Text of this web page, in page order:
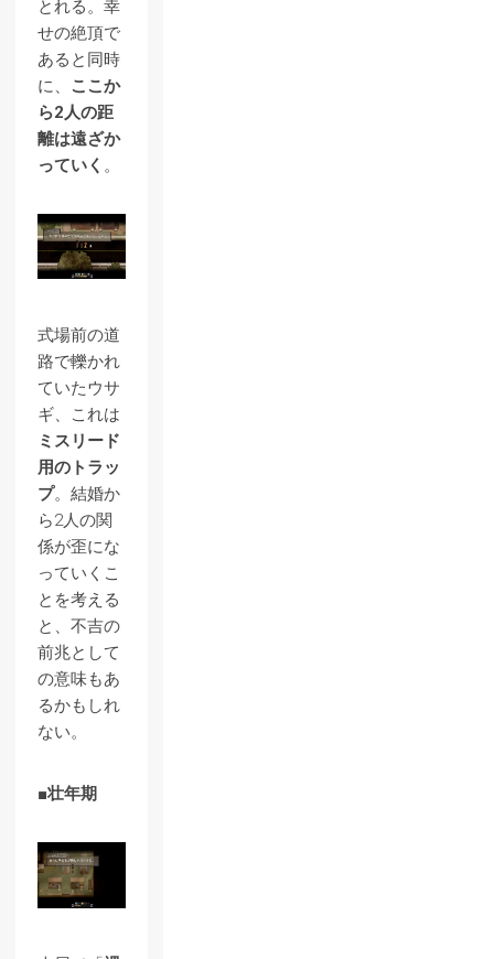
とれる。幸
せの絶頂で
あると同時
に、 ここか
ら2人の距
離は遠ざか
っていく 。
式場前の道
路で轢かれ
ていたウサ
ギ、これは
ミスリード
用のトラッ
プ。結婚か
ら2人の関
係が歪にな
っていくこ
とを考える
と、不吉の
前兆として
の意味もあ
るかもしれ
ない。
■壮年期